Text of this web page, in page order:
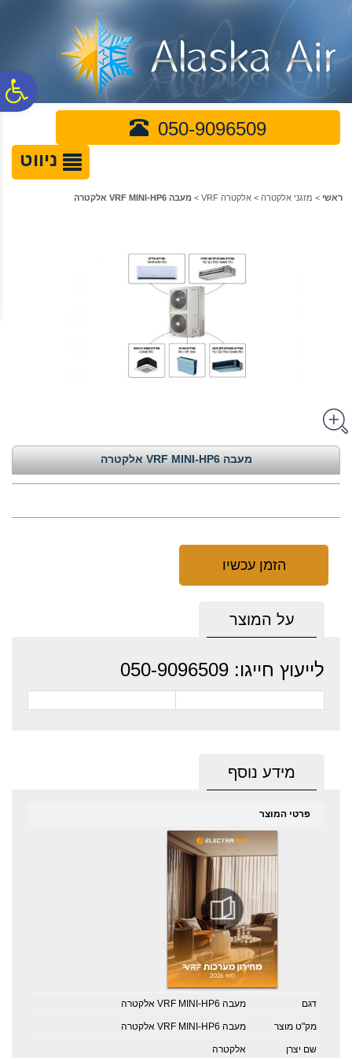
נגישות
המרכזי
050-9096509
ניווט
ראשי > מזגני אלקטרה > אלקטרה VRF > מעבה VRF MINI-HP6 אלקטרה
מעבה VRF MINI-HP6 אלקטרה
הזמן עכשיו
על המוצר
לייעוץ חייגו: 050-9096509
מידע נוסף
פרטי המוצר
דגם מעבה VRF MINI-HP6 אלקטרה
מק"ט מוצר מעבה VRF MINI-HP6 אלקטרה
שם יצרן אלקטרה